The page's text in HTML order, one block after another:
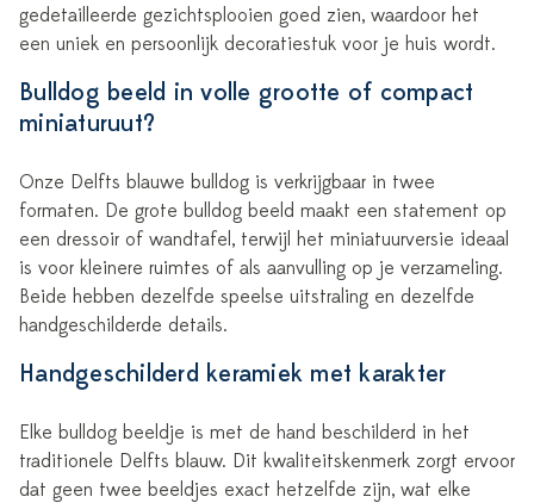
gedetailleerde gezichtsplooien goed zien, waardoor het
een uniek en persoonlijk decoratiestuk voor je huis wordt.
Bulldog beeld in volle grootte of compact
miniaturuut?
Onze Delfts blauwe bulldog is verkrijgbaar in twee
formaten. De grote bulldog beeld maakt een statement op
een dressoir of wandtafel, terwijl het miniatuurversie ideaal
is voor kleinere ruimtes of als aanvulling op je verzameling.
Beide hebben dezelfde speelse uitstraling en dezelfde
handgeschilderde details.
Handgeschilderd keramiek met karakter
Elke bulldog beeldje is met de hand beschilderd in het
traditionele Delfts blauw. Dit kwaliteitskenmerk zorgt ervoor
dat geen twee beeldjes exact hetzelfde zijn, wat elke